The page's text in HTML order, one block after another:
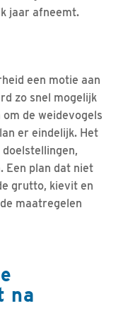
jaar afneemt.
een motie aan
zo snel mogelijk
de weidevogels
er eindelijk. Het
Een plan dat niet
grutto, kievit en
maatregelen
na